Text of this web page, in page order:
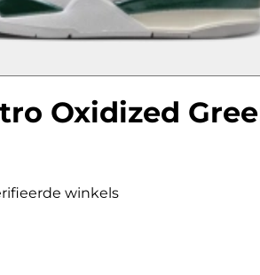
Oxidized
winkels